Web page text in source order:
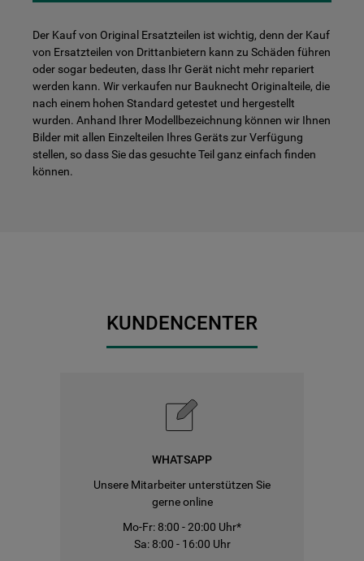
Der Kauf von Original Ersatzteilen ist wichtig, denn der Kauf
von Ersatzteilen von Drittanbietern kann zu Schäden führen
oder sogar bedeuten, dass Ihr Gerät nicht mehr repariert
werden kann. Wir verkaufen nur Bauknecht Originalteile, die
nach einem hohen Standard getestet und hergestellt
wurden. Anhand Ihrer Modellbezeichnung können wir Ihnen
Bilder mit allen Einzelteilen Ihres Geräts zur Verfügung
stellen, so dass Sie das gesuchte Teil ganz einfach finden
können.
KUNDENCENTER
WHATSAPP
Unsere Mitarbeiter unterstützen Sie
gerne online
Mo-Fr: 8:00 - 20:00 Uhr*
Sa: 8:00 - 16:00 Uhr